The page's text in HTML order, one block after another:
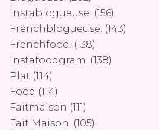
Instablogueuse. (156)
Frenchblogueuse. (143)
Frenchfood. (138)
Instafoodgram. (138)
Plat (114)
Food (114)
Faitmaison (111)
Fait Maison. (105)